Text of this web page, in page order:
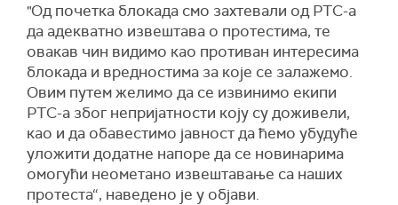
"Од почетка блокада смо захтевали од РТС-а
да адекватно извештава о протестима, те
овакав чин видимо као противан интересима
блокада и вредностима за које се залажемо.
Овим путем желимо да се извинимо екипи
РТС-а због непријатности коју су доживели,
као и да обавестимо јавност да ћемо убудуће
уложити додатне напоре да се новинарима
омогући неометано извештавање са наших
протеста“, наведено је у објави.